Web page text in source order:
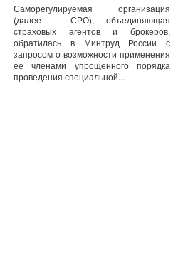
Саморегулируемая организация
(далее – СРО), объединяющая
страховых агентов и брокеров,
обратилась в Минтруд России с
запросом о возможности применения
ее членами упрощенного порядка
проведения специальной...